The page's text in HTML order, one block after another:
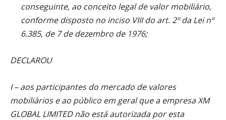
conseguinte, ao conceito legal de valor mobiliário,
conforme disposto no inciso VIII do art. 2º da Lei nº
6.385, de 7 de dezembro de 1976;
DECLAROU
I – aos participantes do mercado de valores
mobiliários e ao público em geral que a empresa XM
GLOBAL LIMITED não está autorizada por esta